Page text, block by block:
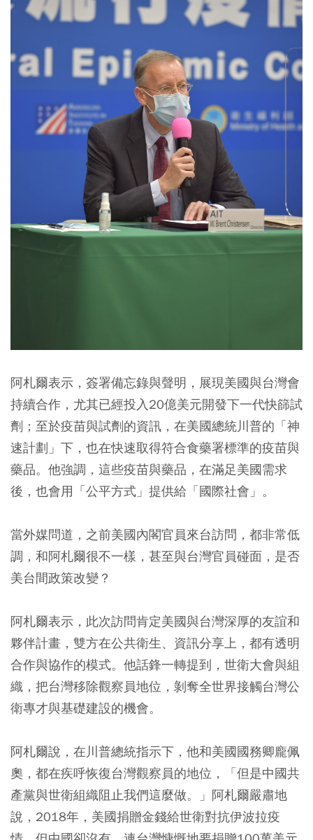
阿札爾表示，簽署備忘錄與聲明，展現美國與台灣會
持續合作，尤其已經投入20億美元開發下一代快篩試
劑；至於疫苗與試劑的資訊，在美國總統川普的「神
速計劃」下，也在快速取得符合食藥署標準的疫苗與
藥品。他強調，這些疫苗與藥品，在滿足美國需求
後，也會用「公平方式」提供給「國際社會」。
當外媒問道，之前美國內閣官員來台訪問，都非常低
調，和阿札爾很不一樣，甚至與台灣官員碰面，是否
美台間政策改變？
阿札爾表示，此次訪問肯定美國與台灣深厚的友誼和
夥伴計畫，雙方在公共衛生、資訊分享上，都有透明
合作與協作的模式。他話鋒一轉提到，世衛大會與組
織，把台灣移除觀察員地位，剝奪全世界接觸台灣公
衛專才與基礎建設的機會。
阿札爾說，在川普總統指示下，他和美國國務卿龐佩
奧，都在疾呼恢復台灣觀察員的地位，「但是中國共
產黨與世衛組織阻止我們這麼做。」阿札爾嚴肅地
說，2018年，美國捐贈金錢給世衛對抗伊波拉疫